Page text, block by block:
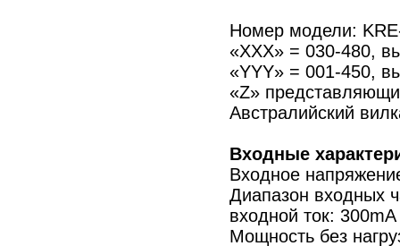
Номер модели:
«XXX» = 030-480,
«YYY» = 001-450,
«Z»
Австралийский
Входные
Входное
Диапазон входных
входной ток:
Мощность без